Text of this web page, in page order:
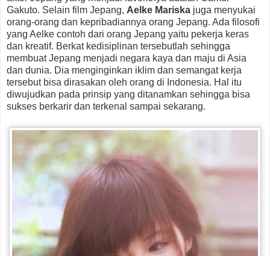
Gakuto. Selain film Jepang, Aelke Mariska juga menyukai
orang-orang dan kepribadiannya orang Jepang. Ada filosofi
yang Aelke contoh dari orang Jepang yaitu pekerja keras
dan kreatif. Berkat kedisiplinan tersebutlah sehingga
membuat Jepang menjadi negara kaya dan maju di Asia
dan dunia. Dia menginginkan iklim dan semangat kerja
tersebut bisa dirasakan oleh orang di Indonesia. Hal itu
diwujudkan pada prinsip yang ditanamkan sehingga bisa
sukses berkarir dan terkenal sampai sekarang.